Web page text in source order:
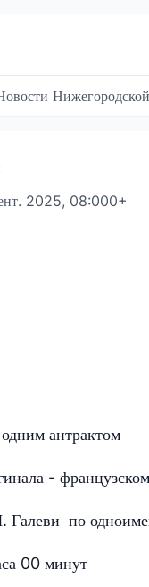
2025, 08:000+
антрактом
-
Галеви по
00 минут